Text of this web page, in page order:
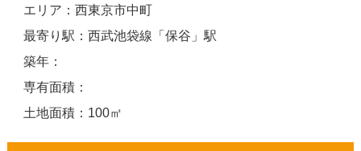
エリア：西東京市中町
最寄り駅：西武池袋線「保谷」駅
築年：
専有面積：
土地面積：100㎡